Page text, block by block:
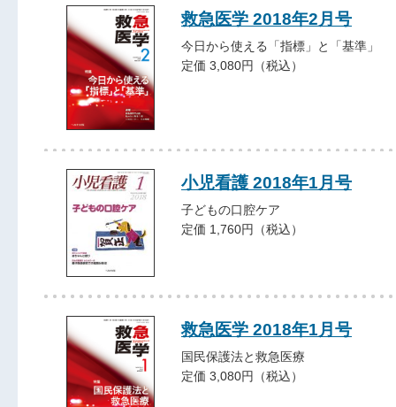
救急医学 2018年2月号
今日から使える「指標」と「基準」
定価 3,080円（税込）
小児看護 2018年1月号
子どもの口腔ケア
定価 1,760円（税込）
救急医学 2018年1月号
国民保護法と救急医療
定価 3,080円（税込）